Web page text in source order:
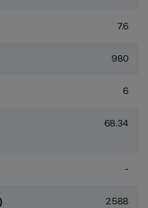
7.6
980
6
68.34
-
2588